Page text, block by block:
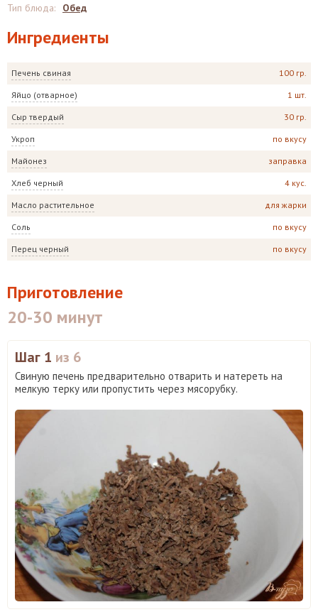
Ингредиенты
Печень свиная 100 гр.
Яйцо (отварное) 1 шт.
Сыр твердый 30 гр.
Укроп по вкусу
Майонез заправка
Хлеб черный 4 кус.
Масло растительное для жарки
Соль по вкусу
Перец черный по вкусу
Тип блюда: Обед
Приготовление
20-30 минут
Шаг 1 из 6
Свиную печень предварительно отварить и натереть на
мелкую терку или пропустить через мясорубку.